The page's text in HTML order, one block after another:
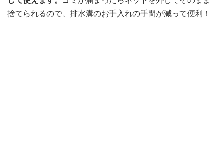
捨てられるので、排水溝のお手入れの手間が減って便利！